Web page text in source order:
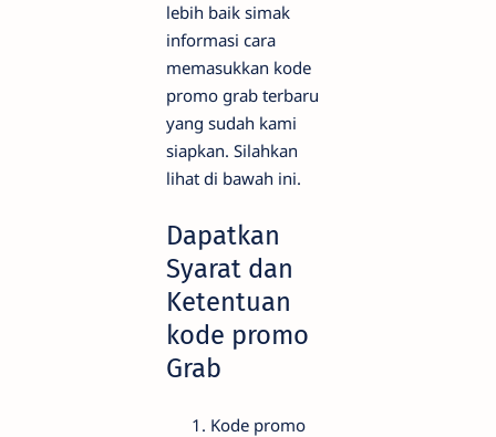
lebih baik simak
informasi cara
memasukkan kode
promo grab terbaru
yang sudah kami
siapkan. Silahkan
lihat di bawah ini.
Dapatkan
Syarat dan
Ketentuan
kode promo
Grab
Kode promo